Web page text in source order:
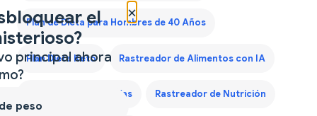
Plan de Dieta para Hombres de 40 Años
Plan Dieta Keto Rastreador de Alimentos con IA
Rastreador de Calorías Rastreador de Nutrición
×
el
principal ahora
peso